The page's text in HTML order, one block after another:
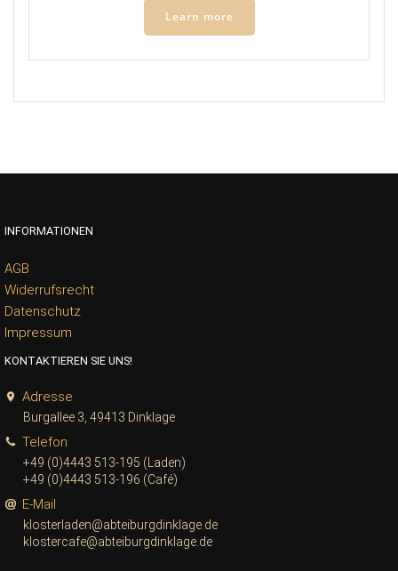
Learn more
INFORMATIONEN
AGB
Widerrufsrecht
Datenschutz
Impressum
KONTAKTIEREN SIE UNS!
Adresse
Burgallee 3, 49413 Dinklage
Telefon
+49 (0)4443 513-195 (Laden)
+49 (0)4443 513-196 (Café)
E-Mail
klosterladen@abteiburgdinklage.de
klostercafe@abteiburgdinklage.de